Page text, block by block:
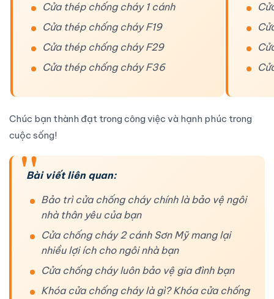
Cửa thép chống cháy 1 cánh
Cửa thép chống cháy F19
Cửa thép chống cháy F29
Cửa thép chống cháy F36
Chúc bạn thành đạt trong công việc và hạnh phúc trong
cuộc sống!
Bài viết liên quan:
Bảo trì cửa chống cháy chính là bảo vệ ngôi
nhà thân yêu của bạn
Cửa chống cháy 2 cánh Sơn Mỹ mang lại
nhiều lợi ích cho ngôi nhà bạn
Cửa chống cháy luôn bảo vệ gia đình bạn
Khóa cửa chống cháy là gì? Khóa cửa chống